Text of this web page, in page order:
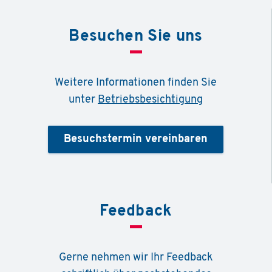
Besuchen Sie uns
Weitere Informationen finden Sie
unter Betriebsbesichtigung
Besuchstermin vereinbaren
Feedback
Gerne nehmen wir Ihr Feedback